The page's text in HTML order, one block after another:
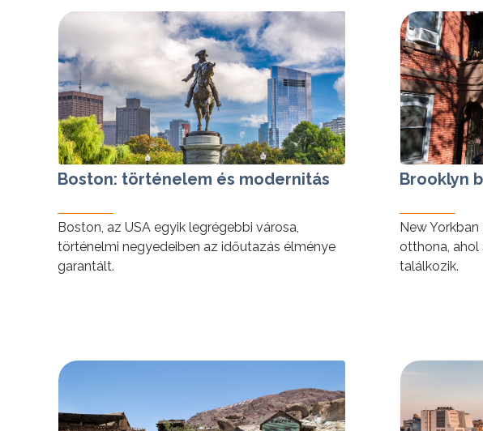
Boston: történelem és modernitás
Boston, az USA egyik legrégebbi városa,
történelmi negyedeiben az időutazás élménye
garantált.
Brooklyn
New
otthona, ahol
találkozik.